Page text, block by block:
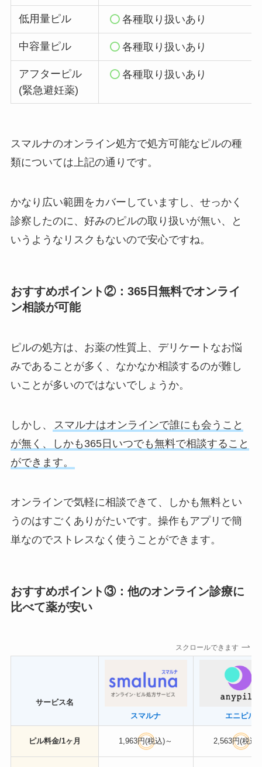
低用量ピル 各種取り扱いあり
中容量ピル 各種取り扱いあり
アフターピル
(緊急避妊薬)
各種取り扱いあり
スマルナのオンライン処方で処方可能なピルの種
類については上記の通りです。
かなり広い範囲をカバーしていますし、せっかく
診察したのに、好みのピルの取り扱いが無い、と
いうようなリスクもないので安心ですね。
おすすめポイント②：365日無料でオンライ
ン相談が可能
ピルの処方は、お薬の性質上、デリケートなお悩
みであることが多く、なかなか相談するのが難し
いことが多いのではないでしょうか。
しかし、
スマルナはオンラインで誰にも会うこと
が無く、しかも365日いつでも無料で相談すること
ができます。
オンラインで気軽に相談できて、しかも無料とい
うのはすごくありがたいです。操作もアプリで簡
単なのでストレスなく使うことができます。
おすすめポイント③：他のオンライン診療に
比べて薬が安い
スクロールできます
サービス名
スマルナ
エニピル
ピル料金/1ヶ月 1,963円(税込)～ 2,563円(税込)